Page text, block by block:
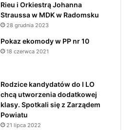
Rieu i Orkiestrą Johanna
Straussa w MDK w Radomsku
28 grudnia 2023
Pokaz ekomody w PP nr 10
18 czerwca 2021
Rodzice kandydatów do I LO
chcą utworzenia dodatkowej
klasy. Spotkali się z Zarządem
Powiatu
21 lipca 2022